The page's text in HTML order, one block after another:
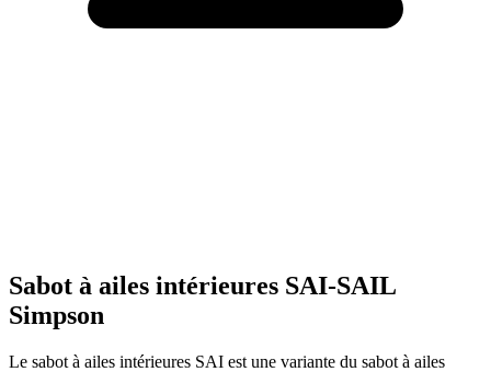
Sabot à ailes intérieures SAI-SAIL
Simpson
Le sabot à ailes intérieures SAI est une variante du sabot à ailes